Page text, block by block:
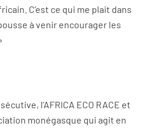
C’est ce qui me plait dans
à venir encourager les
l’AFRICA ECO RACE et
monégasque qui agit en